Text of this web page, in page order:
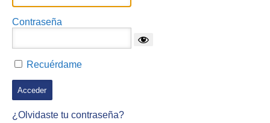
Contraseña
Recuérdame
¿Olvidaste tu contraseña?